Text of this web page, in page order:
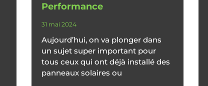
Performance
31 mai 2024
Aujourd’hui, on va plonger dans
un sujet super important pour
tous ceux qui ont déjà installé des
panneaux solaires ou